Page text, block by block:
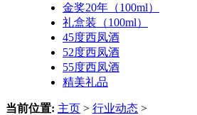
金奖20年（100ml）
礼盒装（100ml）
45度西凤酒
52度西凤酒
55度西凤酒
精美礼品
当前位置: 主页 > 行业动态 >